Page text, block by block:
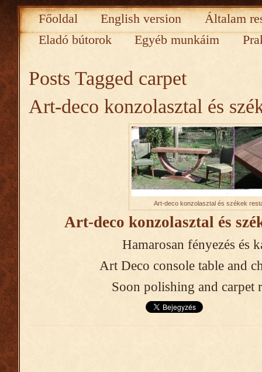
Főoldal English version
Általam
Eladó bútorok
Egyéb munkáim
Posts Tagged carpet
Art-deco konzolasztal és
Art-deco konzolasztal és székek
Art-deco konzolasztal és
Hamarosan fényezés és
Art Deco console table and
Soon polishing and carpet